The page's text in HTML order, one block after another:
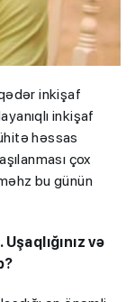
inkişaf
inkişaf
həssas
çox
bu günün
və